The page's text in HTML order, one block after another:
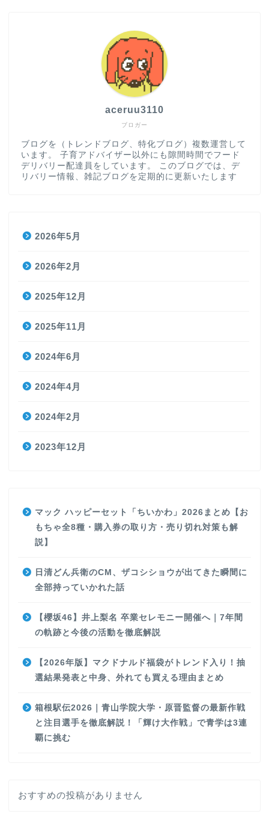
ブロガー
aceruu3110
ブログを（トレンドブログ、特化ブログ）複数運営して
います。 子育アドバイザー以外にも隙間時間でフード
デリバリー配達員をしています。 このブログでは、デ
リバリー情報、雑記ブログを定期的に更新いたします
2026年5月
2026年2月
2025年12月
2025年11月
2024年6月
2024年4月
2024年2月
2023年12月
マック ハッピーセット「ちいかわ」2026まとめ【お
もちゃ全8種・購入券の取り方・売り切れ対策も解
説】
日清どん兵衛のCM、ザコシショウが出てきた瞬間に
全部持っていかれた話
【櫻坂46】井上梨名 卒業セレモニー開催へ｜7年間
の軌跡と今後の活動を徹底解説
【2026年版】マクドナルド福袋がトレンド入り！抽
選結果発表と中身、外れても買える理由まとめ
箱根駅伝2026｜青山学院大学・原晋監督の最新作戦
と注目選手を徹底解説！「輝け大作戦」で青学は3連
覇に挑む
おすすめの投稿がありません